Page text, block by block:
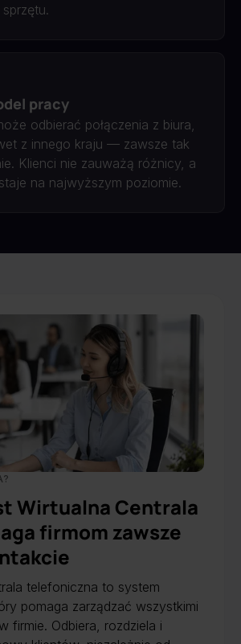
pracy
odbierać połączenia z biura,
z innego kraju — zawsze tak
Klienci nie zauważą różnicy, a
na najwyższym poziomie.
Wirtualna Centrala
firmom zawsze
telefoniczna to system
pomaga zarządzać wszystkimi
firmie. Odbiera, rozdziela i